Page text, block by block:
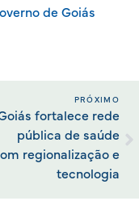
de Goiás
PRÓXIMO
fortalece rede
pública de saúde
regionalização e
tecnologia